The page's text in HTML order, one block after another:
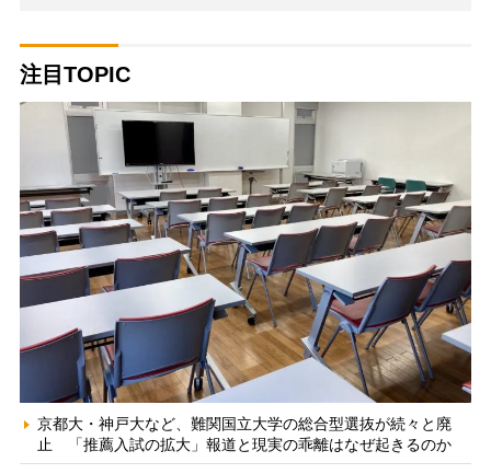
注目TOPIC
京都大・神戸大など、難関国立大学の総合型選抜が続々と廃
止 「推薦入試の拡大」報道と現実の乖離はなぜ起きるのか